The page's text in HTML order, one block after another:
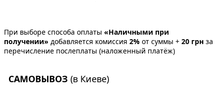
При выборе способа оплаты «Наличными при
получении» добавляется комиссия 2% от суммы + 20 грн за
перечисление послеплаты (наложенный платёж)
САМОВЫВОЗ (в Киеве)